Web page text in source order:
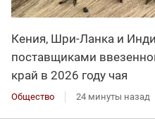
Кения, Шри-Ланка и
поставщиками
край в 2026 году чая
Общество 24 минуты назад